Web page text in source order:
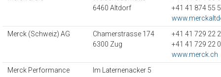
6460 Altdorf
+41 41 874 55
Merck (Schweiz) AG
Chamerstrasse 174
6300 Zug
+41 41 729 22
+41 41 729 22
www.merck.ch
Merck Performance
Im Laternenacker 5